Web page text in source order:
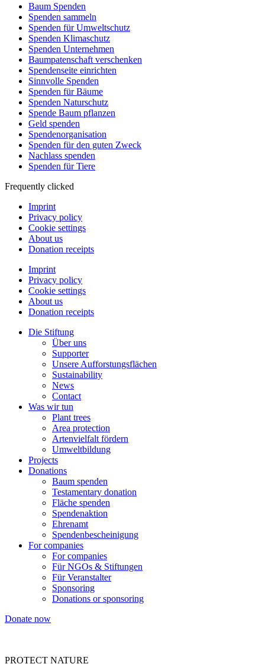
Baum Spenden
Spenden sammeln
Spenden für Umweltschutz
Spenden Klimaschutz
Spenden Unternehmen
Baumpatenschaft verschenken
Spendenseite einrichten
Sinnvolle Spenden
Spenden für Bäume
Spenden Naturschutz
Spende Baum pflanzen
Geld spenden
Spendenorganisation
Spenden für den guten Zweck
Nachlass spenden
Spenden für Tiere
Frequently clicked
Imprint
Privacy policy
Cookie settings
About us
Donation receipts
Imprint
Privacy policy
Cookie settings
About us
Donation receipts
Die Stiftung
Über uns
Supporter
Unsere Aufforstungsflächen
Sustainability
News
Contact
Was wir tun
Plant trees
Area protection
Artenvielfalt fördern
Umweltbildung
Projects
Donations
Baum spenden
Testamentary donation
Fläche spenden
Spendenaktion
Ehrenamt
Spendenbescheinigung
For companies
For companies
Für NGOs & Stiftungen
Für Veranstalter
Sponsoring
Donations or sponsoring
Donate now
PROTECT NATURE